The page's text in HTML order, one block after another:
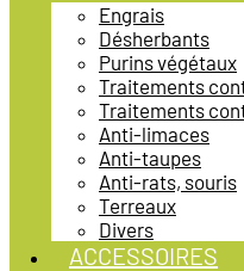
Engrais
Désherbants
Purins végétaux
Traitements
Traitements
Anti-limaces
Anti-taupes
Anti-rats, souris
Terreaux
Divers
ACCESSOIRES